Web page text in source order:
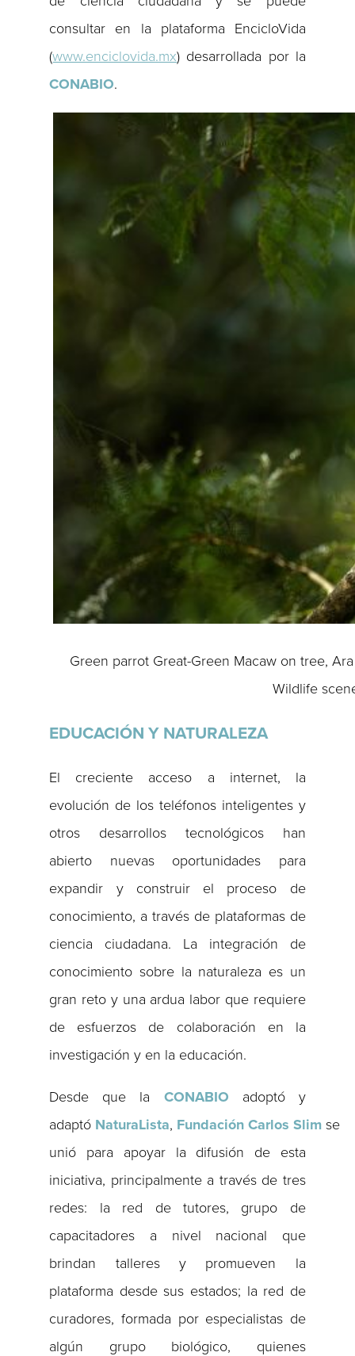
consultar en la plataforma EncicloVida
(www.enciclovida.mx) desarrollada por la
CONABIO.
Green parrot Great-Green Macaw on tree,
Wildlife
EDUCACIÓN Y NATURALEZA
El creciente acceso a internet, la
evolución de los teléfonos inteligentes y
otros desarrollos tecnológicos han
abierto nuevas oportunidades para
expandir y construir el proceso de
conocimiento, a través de plataformas de
ciencia ciudadana. La integración de
conocimiento sobre la naturaleza es un
gran reto y una ardua labor que requiere
de esfuerzos de colaboración en la
investigación y en la educación.
Desde que la CONABIO adoptó y
adaptó NaturaLista, Fundación Carlos Slim se
unió para apoyar la difusión de esta
iniciativa, principalmente a través de tres
redes: la red de tutores, grupo de
capacitadores a nivel nacional que
brindan talleres y promueven la
plataforma desde sus estados; la red de
curadores, formada por especialistas de
algún grupo biológico, quienes